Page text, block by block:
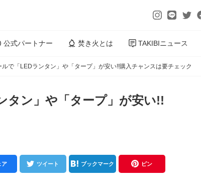
公式パートナー 焚き火とは TAKIBIニュース
で「LEDランタン」や「タープ」が安い!!購入チャンスは要チェック
タン」や「タープ」が安い!!
ア ツイート ブックマーク ピン